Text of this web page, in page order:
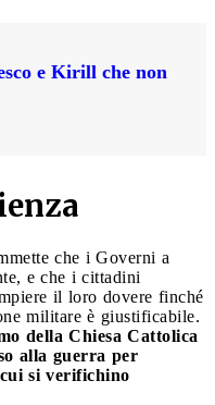
e Kirill che non
che i Governi a
e che i cittadini
il loro dovere finché
militare è giustificabile.
della Chiesa Cattolica
alla guerra per
si verifichino